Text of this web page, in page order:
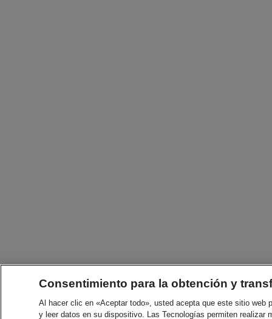
Consentimiento para la obtención y
Al hacer clic en «Aceptar todo», usted acepta que este sitio
y leer datos en su dispositivo. Las Tecnologías permiten